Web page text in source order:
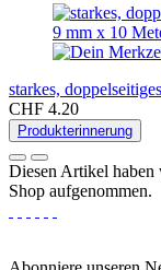
starkes,
CHF 4.20
Produkterinnerung
Diesen Artikel haben
Shop aufgenommen.